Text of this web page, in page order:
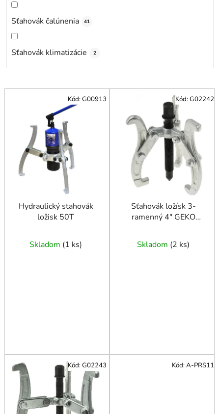
Sťahovák čalúnenia 41
Sťahovák klimatizácie 2
V
Hydraulický sťahovák
ložisk 50T
Skladom (1 ks)
Kód:G00913
Sťahovák ložísk 3-
ramenný 4" GEKO
Skladom (2 ks)
Kód:G02242
Kód:G02243 Kód:A-PRS11